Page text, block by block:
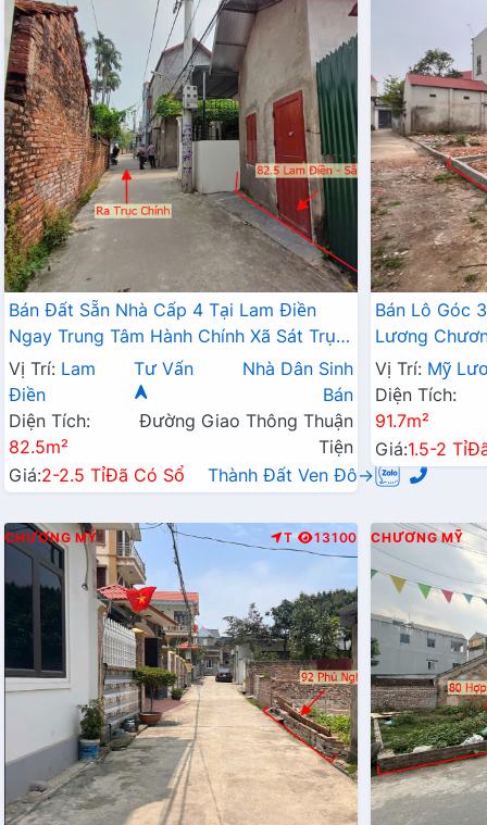
Bán Đất Sẵn Nhà Cấp 4 Tại Lam Điền
Ngay Trung Tâm Hành Chính Xã Sát Trục
Kinh Doanh Giá Chỉ Hơn 2 Tỷ
Vị Trí: Lam
Điền
Tư Vấn
Nhà Dân Sinh
Bán
Diện Tích:
82.5m²
Đường Giao Thông Thuận
Tiện
Giá:2-2.5 TỉĐã Có Sổ Thành Đất Ven Đô→
Bán Lô Góc
Lương
Đất Phân Lô
Vị Trí: Mỹ
Diện Tích:
91.7m²
Giá:1.5-2 Tỉ
CHƯƠNG MỸ T 13100 CHƯƠNG MỸ